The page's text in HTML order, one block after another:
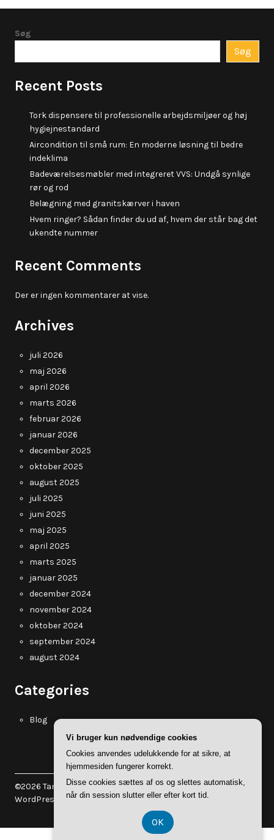
Søg
Søg
Recent Posts
Tork dispensere til professionelle arbejdsmiljøer og høj
hygiejnestandard
Aircondition til små rum: En moderne løsning til bedre
indeklima
Badeværelsesmøbler med integreret VVS: Undgå synlige
rør og rod
Belægning med granitskærver i haven
Hvem ringer? Sådan finder du ud af, hvem der står bag det
ukendte nummer
Recent Comments
Der er ingen kommentarer at vise.
Archives
juli 2026
maj 2026
april 2026
marts 2026
februar 2026
januar 2026
december 2025
oktober 2025
august 2025
juli 2025
juni 2025
maj 2025
april 2025
marts 2025
januar 2025
december 2024
november 2024
oktober 2024
september 2024
august 2024
Categories
Blog
©2026 Tanholt.dk | WordPress Theme by Superb
WordPress Themes
CVR-Nummer DK-374 077 39
Vi bruger kun nødvendige cookies
Cookies anvendes udelukkende for at sikre, at
hjemmesiden fungerer korrekt.
Disse cookies sættes af os og slettes automatisk,
når din session slutter eller efter kort tid.
OK